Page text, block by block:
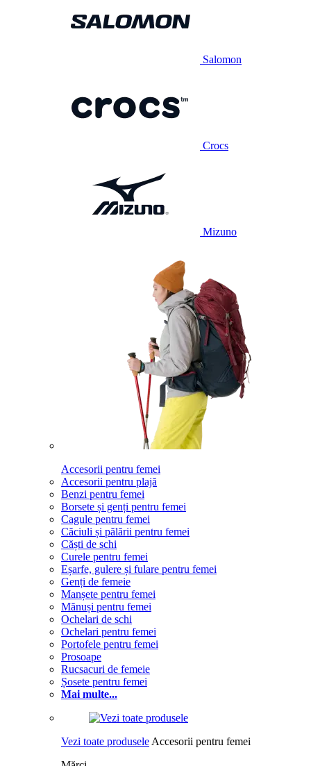
Salomon
Crocs
Mizuno
Accesorii pentru femei
Accesorii pentru plajă
Benzi pentru femei
Borsete și genți pentru femei
Cagule pentru femei
Căciuli și pălării pentru femei
Căști de schi
Curele pentru femei
Eșarfe, gulere și fulare pentru femei
Genți de femeie
Manșete pentru femei
Mănuși pentru femei
Ochelari de schi
Ochelari pentru femei
Portofele pentru femei
Prosoape
Rucsacuri de femeie
Șosete pentru femei
Mai multe...
Vezi toate produsele Accesorii pentru femei